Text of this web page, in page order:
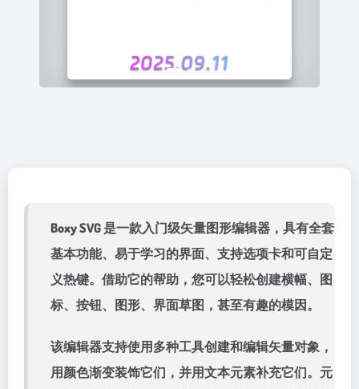
Boxy SVG 是一款入门级矢量图形编辑器，具有全套
基本功能、易于学习的界面、支持选项卡和可自定
义热键。借助它的帮助，您可以轻松创建横幅、图
标、按钮、图形、界面草图，甚至有趣的模因。
该编辑器支持使用多种工具创建和编辑矢量对象，
用颜色渐变装饰它们，并用文本元素补充它们。元